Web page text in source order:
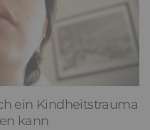
ein Kindheitstrauma
kann